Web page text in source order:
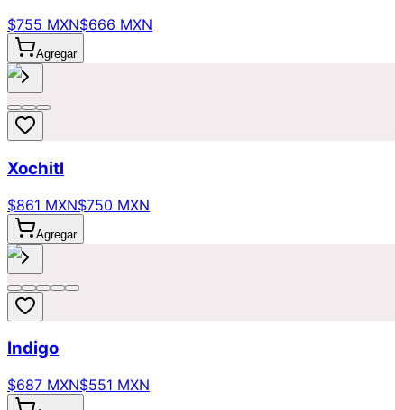
$755 MXN$666 MXN
Agregar
Xochitl
$861 MXN$750 MXN
Agregar
Indigo
$687 MXN$551 MXN